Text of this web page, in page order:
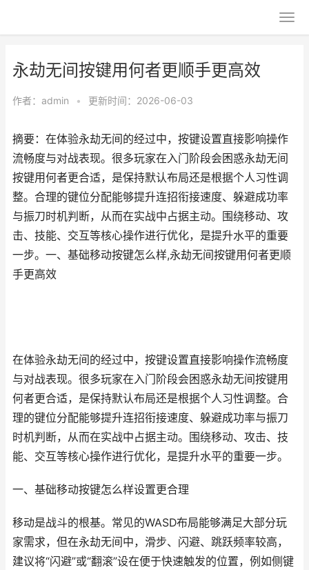
永劫无间按键用何者更顺手更高效
作者： admin • 更新时间：2026-06-03
摘要：在体验永劫无间的经过中，按键设置直接影响操作
流畅度与对战表现。很多玩家在入门阶段会困惑永劫无间
按键用何者更合适，是保持默认布局还是根据个人习性调
整。合理的键位分配能够提升连招衔接速度、躲避成功率
与振刀时机判断，从而在实战中占据主动。围绕移动、攻
击、技能、交互等核心操作进行优化，是提升水平的重要
一步。一、基础移动按键怎么样,永劫无间按键用何者更顺
手更高效
在体验永劫无间的经过中，按键设置直接影响操作流畅度
与对战表现。很多玩家在入门阶段会困惑永劫无间按键用
何者更合适，是保持默认布局还是根据个人习性调整。合
理的键位分配能够提升连招衔接速度、躲避成功率与振刀
时机判断，从而在实战中占据主动。围绕移动、攻击、技
能、交互等核心操作进行优化，是提升水平的重要一步。
一、基础移动按键怎么样设置更合理
移动是战斗的根基。常见的WASD布局能够满足大部分玩
家需求，但在永劫无间中，滑步、闪避、跳跃频率较高，
建议将“闪避”或“翻滚”设在便于快速触发的位置，例如侧键